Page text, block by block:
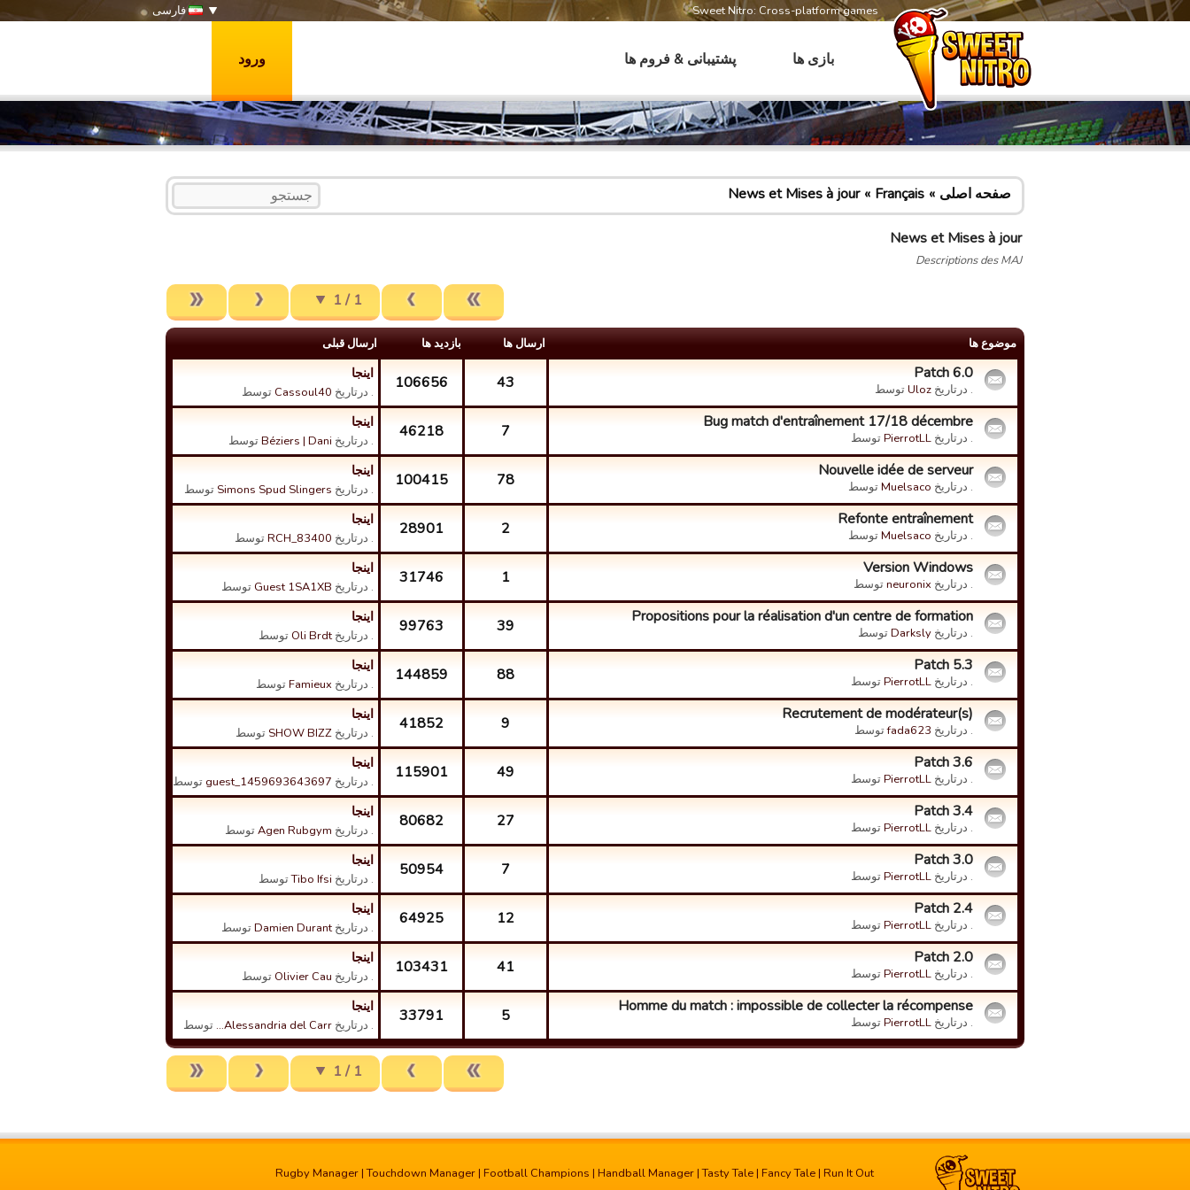
Sweet Nitro: Cross-platform games فارسی
بازی ها پشتیبانی & فروم ها ورود
صفحه اصلی Français
News et Mises à jour
News et Mises à jour
Descriptions des MAJ
1 / 1
موضوع ها ارسال ها بازدید ها ارسال قبلی
Patch 6.0
. درتاریخ Ulozتوسط 43
106656 اینجا
. درتاریخ Cassoul40 توسط
Bug match d'entraînement 17/18 décembre
. درتاریخ PierrotLLتوسط 7
46218 اینجا
. درتاریخ Béziers | Daniتوسط
Nouvelle idée de serveur
. درتاریخ Muelsacoتوسط 78
100415 اینجا
. درتاریخ Simons Spud Slingers توسط
Refonte entraînement
. درتاریخ Muelsacoتوسط 2
28901 اینجا
. درتاریخ RCH_83400توسط
Version Windows
. درتاریخ neuronixتوسط 1
31746 اینجا
. درتاریخ Guest 1SA1XB توسط
Propositions pour la réalisation d'un centre de formation
. درتاریخ Darkslyتوسط 39
99763 اینجا
. درتاریخOli Brdt توسط
Patch 5.3
. درتاریخ PierrotLLتوسط 88
144859 اینجا
. درتاریخ Famieuxتوسط
Recrutement de modérateur(s)
. درتاریخ fada623توسط 9
41852 اینجا
. درتاریخ SHOW BIZZ توسط
Patch 3.6
. درتاریخ PierrotLLتوسط 49
115901 اینجا
. درتاریخ guest_1459693643697 توسط
Patch 3.4
. درتاریخ PierrotLLتوسط 27
80682 اینجا
. درتاریخ Agen Rubgymتوسط
Patch 3.0
. درتاریخ PierrotLLتوسط 7
50954 اینجا
. درتاریخ Tibo Ifsiتوسط
Patch 2.4
. درتاریخ PierrotLLتوسط 12
64925 اینجا
. درتاریخDamien Durantتوسط
Patch 2.0
. درتاریخ PierrotLLتوسط 41
103431 اینجا
. درتاریخ Olivier Cau توسط
Homme du match : impossible de collecter la récompense
. درتاریخ PierrotLLتوسط 5
33791 اینجا
. درتاریخ Alessandria del Carr… توسط
1 / 1
Rugby Manager |Touchdown Manager | Football Champions | Handball Manager |Tasty Tale | Fancy Tale | Run It Out